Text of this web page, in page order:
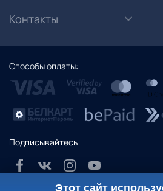
Контакты
Способы оплаты:
Подписывайтесь
Этот сайт